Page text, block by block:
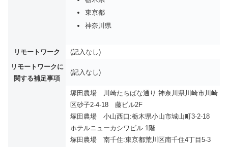
東京都
神奈川県
リモートワーク
(記入なし)
リモートワークに
関する補足事項
(記入なし)
塚田農場 川崎たちばな通り:神奈川県川崎市川崎
区砂子2-4-18 藤ビル2F
塚田農場 小山西口:栃木県小山市城山町3-2-18
ホテルニューカシワビル 1階
塚田農場 南千住:東京都荒川区南千住4丁目5-3